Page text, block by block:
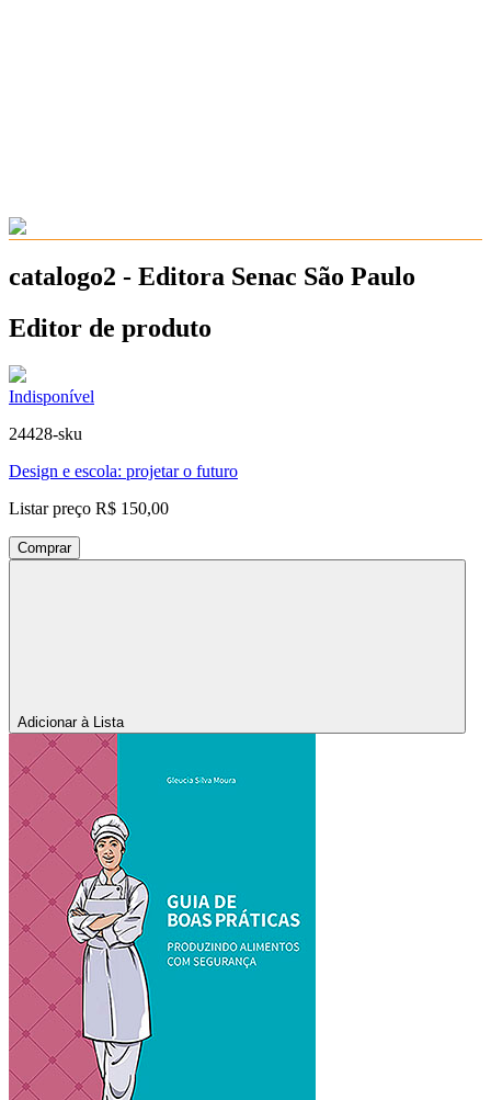
catalogo2 - Editora Senac São Paulo
Editor de produto
Indisponível
24428-sku
Design e escola: projetar o futuro
Listar preço R$ 150,00
Comprar
Adicionar à Lista